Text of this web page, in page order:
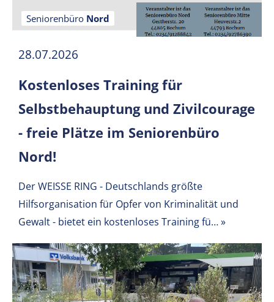
Seniorenbüro Nord
28.07.2026
Kostenloses Training für
Selbstbehauptung und Zivilcourage
- freie Plätze im Seniorenbüro
Nord!
Der WEISSE RING - Deutschlands größte
Hilfsorganisation für Opfer von Kriminalität und
Gewalt - bietet ein kostenloses Training fü…»